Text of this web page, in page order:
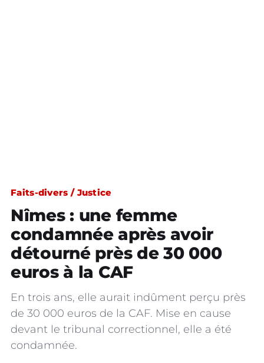
Faits-divers / Justice
Nîmes : une femme
condamnée après avoir
détourné près de 30 000
euros à la CAF
En trois ans, elle aurait indûment perçu près
de 30 000 euros de la CAF. Mise en cause
devant le tribunal correctionnel, elle a été
condamnée.